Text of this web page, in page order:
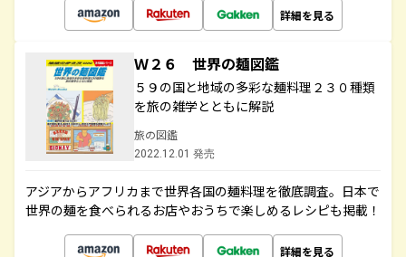
詳細を見る
Ｗ２６ 世界の麺図鑑
５９の国と地域の多彩な麺料理２３０種類
を旅の雑学とともに解説
旅の図鑑
2022.12.01 発売
アジアからアフリカまで世界各国の麺料理を徹底調査。日本で
世界の麺を食べられるお店やおうちで楽しめるレシピも掲載！
詳細を見る